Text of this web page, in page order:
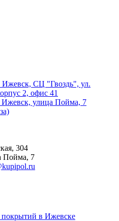
Ижевск, СЦ "Гвоздь", ул.
2, офис 41
Ижевск, улица Пойма, 7
304
Пойма, 7
в Ижевске